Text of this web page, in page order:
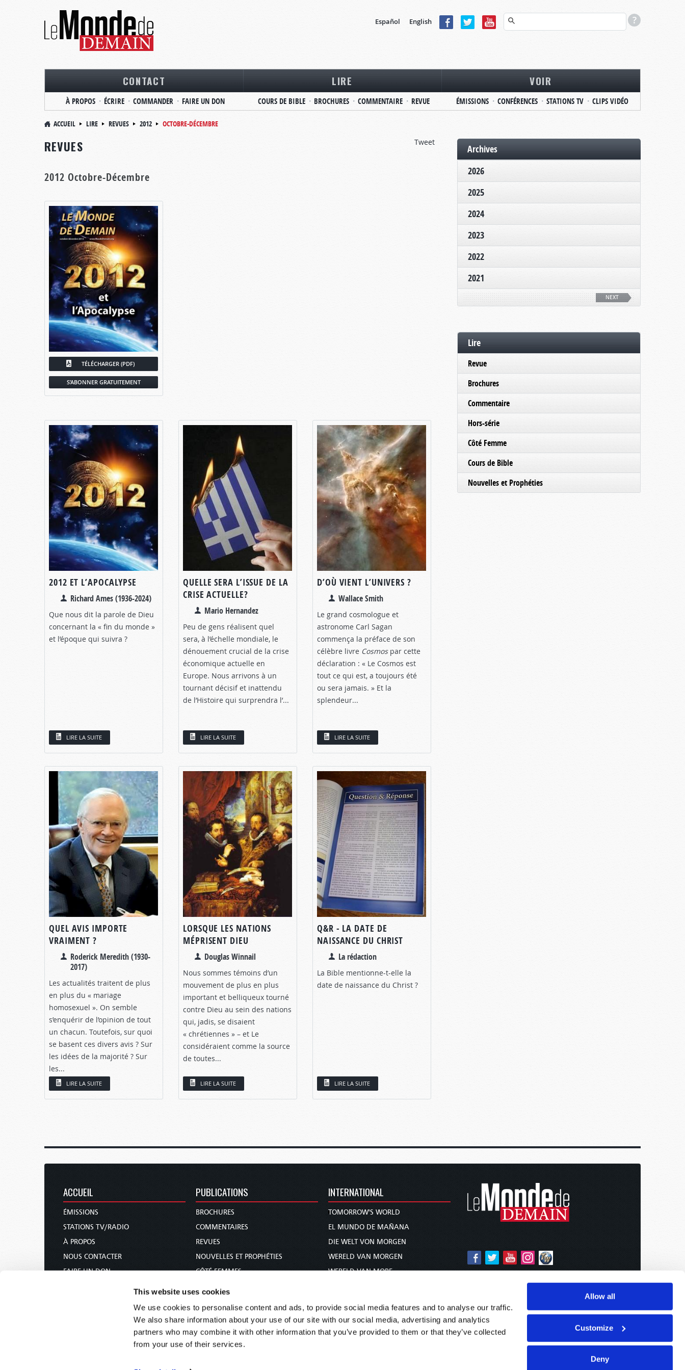
This website uses cookies
We use cookies to personalise content and ads, to provide social media features and to analyse our traffic.
We also share information about your use of our site with our social media, advertising and analytics
partners who may combine it with other information that you’ve provided to them or that they’ve collected
from your use of their services.
Allow all
Customize
Deny
Español English
CONTACT
À PROPOS ÉCRIRE COMMANDER FAIRE UN DON
LIRE
COURS DE BIBLE BROCHURES COMMENTAIRE REVUE
VOIR
ÉMISSIONS CONFÉRENCES STATIONS TV CLIPS VIDÉO
ACCUEIL LIRE REVUES 2012
OCTOBRE-DÉCEMBRE
Tweet
REVUES
2012 Octobre-Décembre
TÉLÉCHARGER (PDF)
S’ABONNER GRATUITEMENT
2012 ET L’APOCALYPSE
Richard Ames (1936-2024)
Que nous dit la parole de Dieu
concernant la « fin du monde »
et l’époque qui suivra ?
LIRE LA SUITE
QUELLE SERA L’ISSUE DE LA
CRISE ACTUELLE?
Mario Hernandez
Peu de gens réalisent quel
sera, à l’échelle mondiale, le
dénouement crucial de la crise
économique actuelle en
Europe. Nous arrivons à un
tournant décisif et inattendu
de l’Histoire qui surprendra l’...
LIRE LA SUITE
D’OÙ VIENT L’UNIVERS ?
Wallace Smith
Le grand cosmologue et
astronome Carl Sagan
commença la préface de son
célèbre livre Cosmospar cette
déclaration : « Le Cosmos est
tout ce qui est, a toujours été
ou sera jamais. » Et la
splendeur...
LIRE LA SUITE
QUEL AVIS IMPORTE
VRAIMENT ?
Roderick Meredith (1930-
2017)
Les actualités traitent de plus
en plus du « mariage
homosexuel ». On semble
s’enquérir de l’opinion de tout
un chacun. Toutefois, sur quoi
se basent ces divers avis ? Sur
les idées de la majorité ? Sur
les...
LIRE LA SUITE
LORSQUE LES NATIONS
MÉPRISENT DIEU
Douglas Winnail
Nous sommes témoins d’un
mouvement de plus en plus
important et belliqueux tourné
contre Dieu au sein des nations
qui, jadis, se disaient
« chrétiennes » – et Le
considéraient comme la source
de toutes...
LIRE LA SUITE
Q&R - LA DATE DE
NAISSANCE DU CHRIST
La rédaction
La Bible mentionne-t-elle la
date de naissance du Christ ?
LIRE LA SUITE
Archives
2026
2025
2024
2023
2022
2021
NEXT
Lire
Revue
Brochures
Commentaire
Hors-série
Côté Femme
Cours de Bible
Nouvelles et Prophéties
ACCUEIL
ÉMISSIONS
STATIONS TV/RADIO
À PROPOS
NOUS CONTACTER
FAIRE UN DON
PUBLICATIONS
BROCHURES
COMMENTAIRES
REVUES
NOUVELLES ET PROPHÉTIES
CÔTÉ FEMMES
INTERNATIONAL
TOMORROW'S WORLD
EL MUNDO DE MAÑANA
DIE WELT VON MORGEN
WERELD VAN MORGEN
WERELD VAN MORE
未来世界
עולם המחר